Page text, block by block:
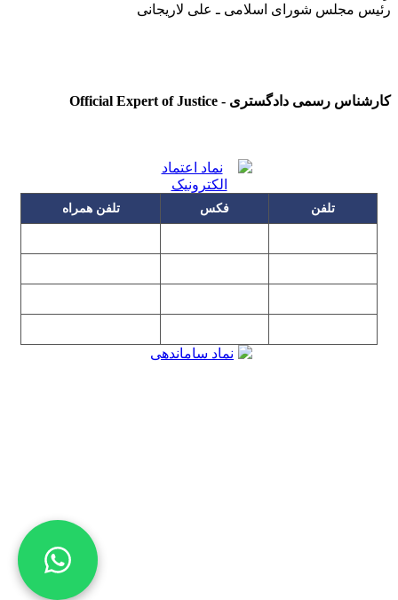
رئیس مجلس شورای اسلامی ـ علی لاریجانی
کارشناس رسمی دادگستری - Official Expert of Justice
تلفن فکس تلفن همراه